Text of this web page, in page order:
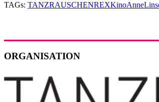
TAGs: TANZRAUSCHENREXKino
ORGANISATION